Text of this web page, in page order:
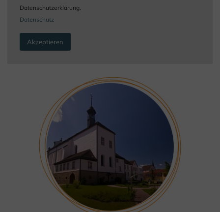
Datenschutzerklärung.
Datenschutz
Akzeptieren